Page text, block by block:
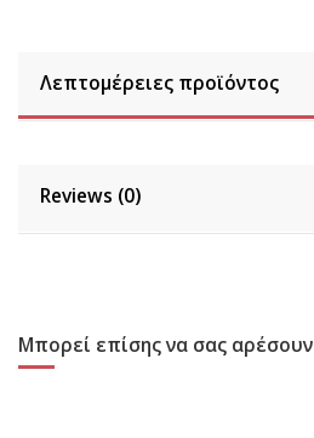
Λεπτομέρειες προϊόντος
Reviews (0)
Μπορεί επίσης να σας αρέσουν